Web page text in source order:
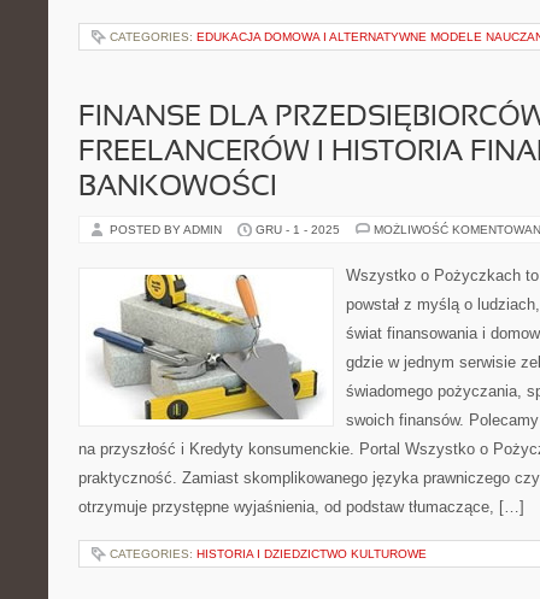
CATEGORIES: EDUKACJA DOMOWA I ALTERNATYWNE MODELE
FINANSE DLA
FREELANCERÓW I HISTORIA
BANKOWOŚCI
POSTED BY ADMIN GRU - 1 - 2025 MOŻLIWOŚĆ
Wszystko o Pożyczkach
powstał z myślą o
świat finansowania i
gdzie w jednym serwisie
świadomego pożyczania,
swoich finansów.
na przyszłość i Kredyty konsumenckie. Portal Wszystko o
praktyczność. Zamiast skomplikowanego języka prawniczego
otrzymuje przystępne wyjaśnienia, od podstaw tłumaczące, […]
CATEGORIES: HISTORIA I DZIEDZICTWO KULTUROWE